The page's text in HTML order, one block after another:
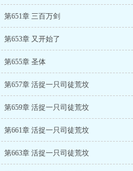
第651章 三百万剑
第653章 又开始了
第655章 圣体
第657章 活捉一只司徒荒坟
第659章 活捉一只司徒荒坟
第661章 活捉一只司徒荒坟
第663章 活捉一只司徒荒坟